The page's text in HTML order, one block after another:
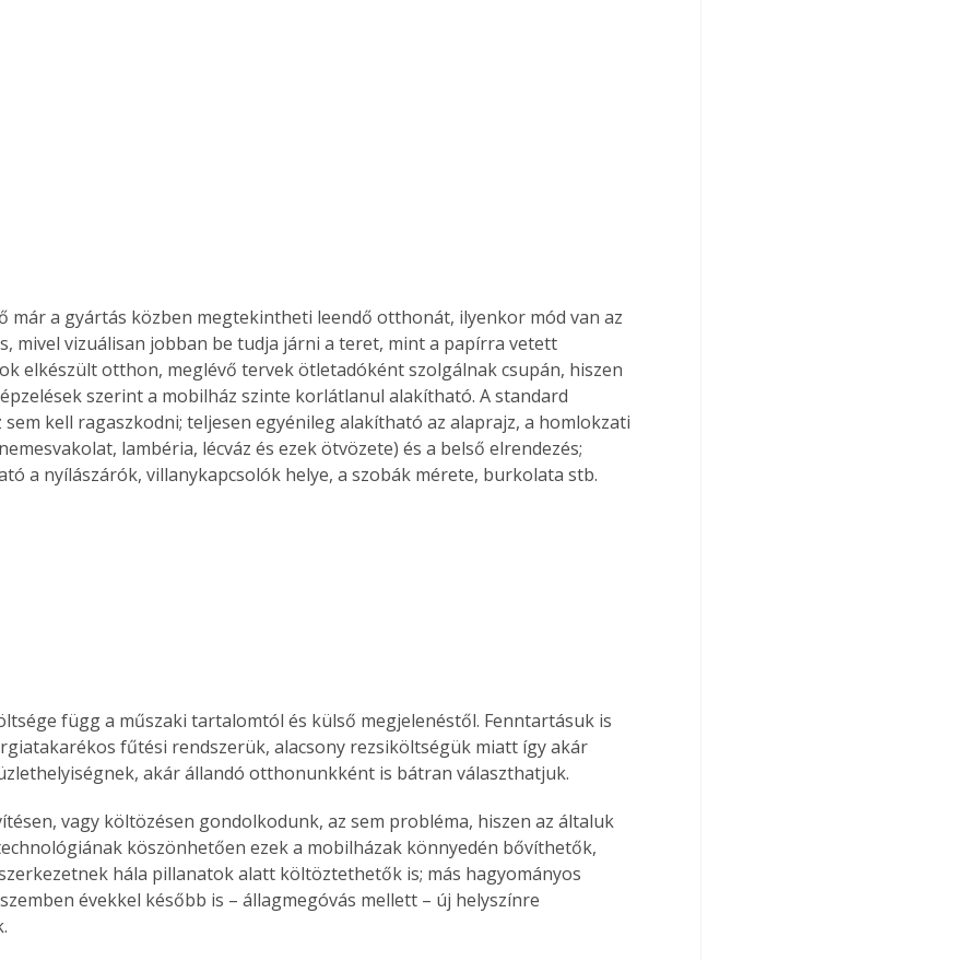
már a gyártás közben megtekintheti leendő otthonát, ilyenkor mód van az
mivel vizuálisan jobban be tudja járni a teret, mint a papírra vetett
elkészült otthon, meglévő tervek ötletadóként szolgálnak csupán, hiszen
szerint a mobilház szinte korlátlanul alakítható. A standard
kell ragaszkodni; teljesen egyénileg alakítható az alaprajz, a homlokzati
lambéria, lécváz és ezek ötvözete) és a belső elrendezés;
a nyílászárók, villanykapcsolók helye, a szobák mérete, burkolata stb.
függ a műszaki tartalomtól és külső megjelenéstől. Fenntartásuk is
fűtési rendszerük, alacsony rezsiköltségük miatt így akár
akár állandó otthonunkként is bátran választhatjuk.
vagy költözésen gondolkodunk, az sem probléma, hiszen az általuk
köszönhetően ezek a mobilházak könnyedén bővíthetők,
hála pillanatok alatt költöztethetők is; más hagyományos
évekkel később is – állagmegóvás mellett – új helyszínre